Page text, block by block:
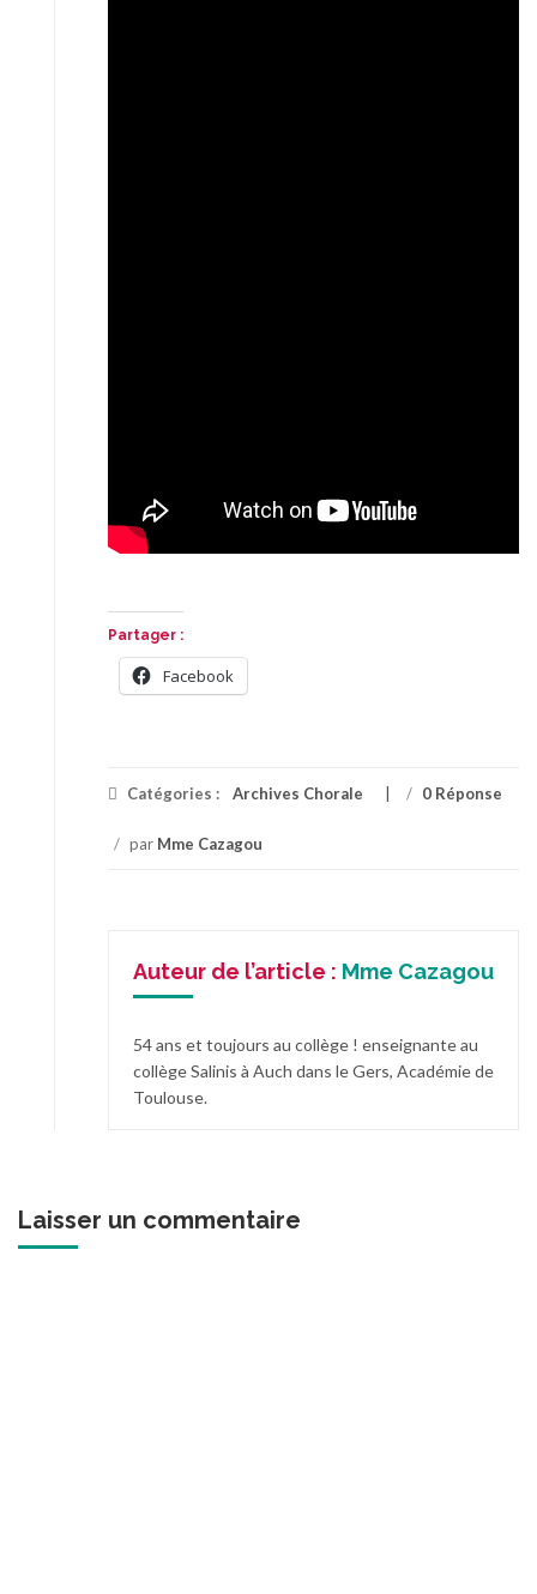
Partager :
Facebook
Catégories : Archives Chorale / 0 Réponse
/ par Mme Cazagou
Auteur de l’article : Mme Cazagou
54 ans et toujours au collège ! enseignante au
collège Salinis à Auch dans le Gers, Académie de
Toulouse.
Laisser un commentaire